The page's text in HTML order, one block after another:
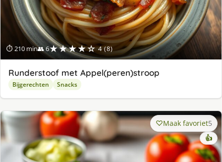
⏱ 210 min👥 6★★★★☆ 4 (8)
Runderstoof met Appel(peren)stroop
Bijgerechten Snacks
Maak favoriet5
👍